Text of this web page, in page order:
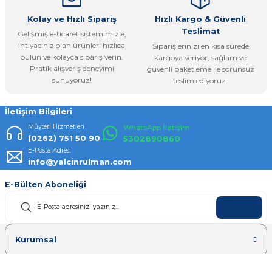
Gönder
Kolay ve Hızlı Sipariş
Gelişmiş e-ticaret sistemimizle,
ihtiyacınız olan ürünleri hızlıca
bulun ve kolayca sipariş verin.
Pratik alışveriş deneyimi
sunuyoruz!
Hızlı Kargo & Güvenli
Teslimat
Siparişlerinizi en kısa sürede
kargoya veriyor, sağlam ve
güvenli paketleme ile sorunsuz
teslim ediyoruz.
İletişim Bilgileri
Müşteri Hizmetleri
(0262) 751 50 90
WhatsApp İletişim
5302890860
E-Posta Adresi
info@yalcinrulman.com
E-Bülten Aboneliği
Kurumsal